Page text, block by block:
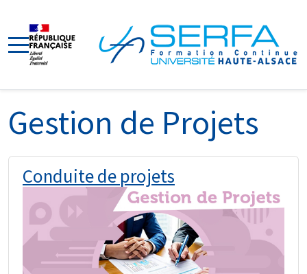
Gestion de Projets
Conduite de projets